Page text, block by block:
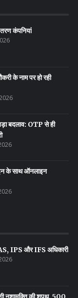
कंपनियां
के नाम पर हो रही
बदलाव: OTP से ही
के साथ ऑनलाइन
IPS और IFS अधिकारी